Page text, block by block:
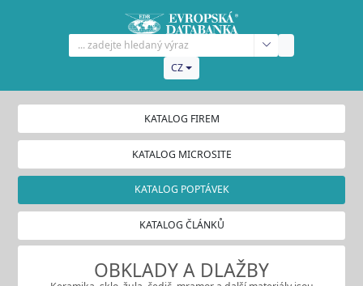
CZ
KATALOG FIREM
KATALOG MICROSITE
KATALOG POPTÁVEK
KATALOG ČLÁNKŮ
OBKLADY A DLAŽBY